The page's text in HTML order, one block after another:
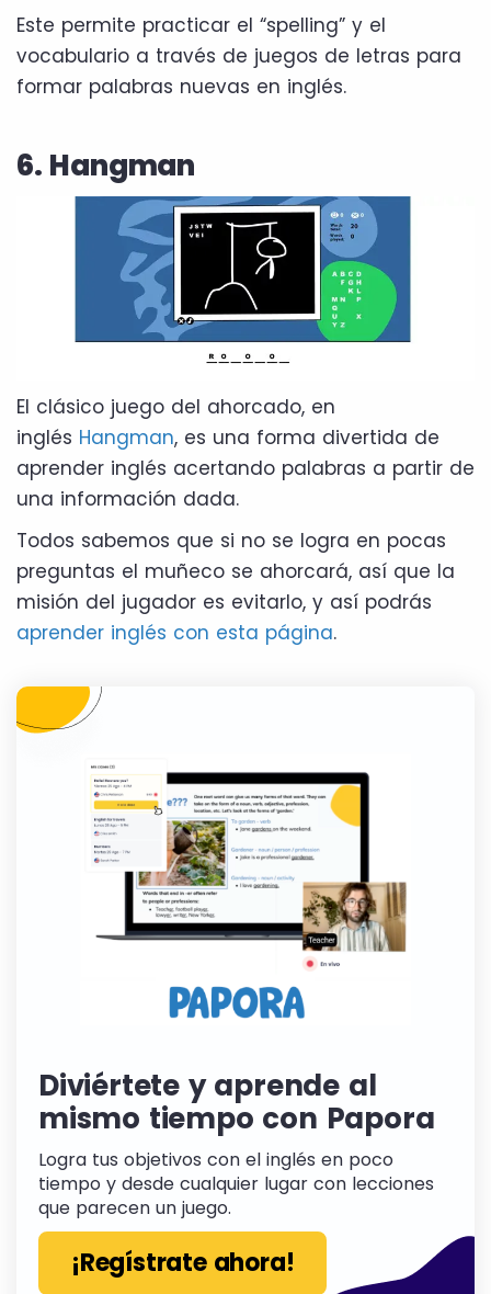
Este permite practicar el “spelling” y el
vocabulario a través de juegos de letras para
formar palabras nuevas en inglés.
6. Hangman
El clásico juego del ahorcado, en
inglés Hangman, es una forma divertida de
aprender inglés acertando palabras a partir de
una información dada.
Todos sabemos que si no se logra en pocas
preguntas el muñeco se ahorcará, así que la
misión del jugador es evitarlo, y así podrás
aprender inglés con esta página.
Diviértete y aprende al
mismo tiempo con Papora
Logra tus objetivos con el inglés en poco
tiempo y desde cualquier lugar con lecciones
que parecen un juego.
¡Regístrate ahora!